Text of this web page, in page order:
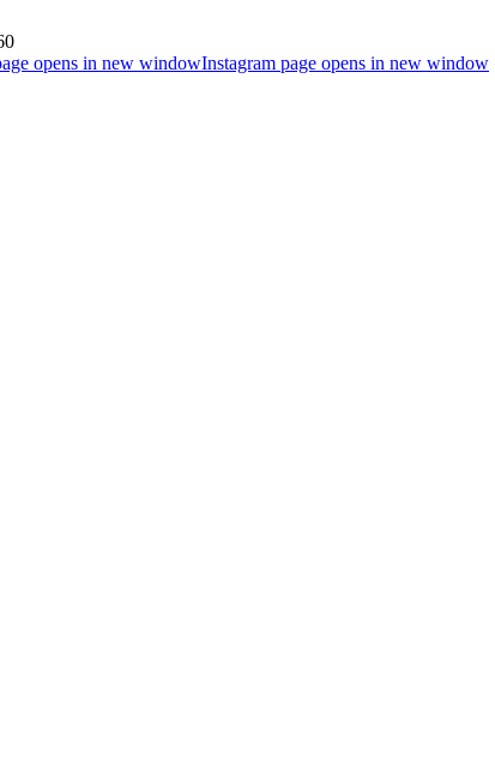
opens in new windowInstagram page opens in new window